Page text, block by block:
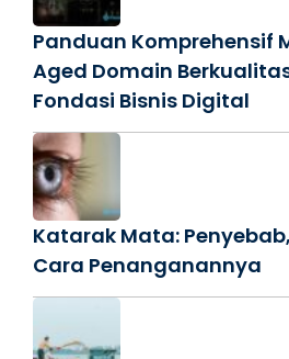
Panduan Komprehensif
Aged Domain
Fondasi Bisnis Digital
Katarak Mata:
Cara Penanganannya